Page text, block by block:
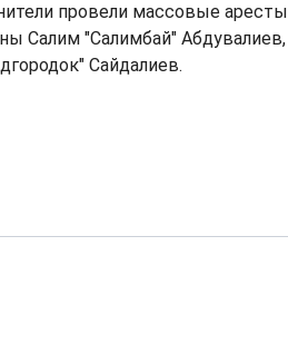
провели массовые аресты
Салим "Салимбай" Абдувалиев,
Сайдалиев.